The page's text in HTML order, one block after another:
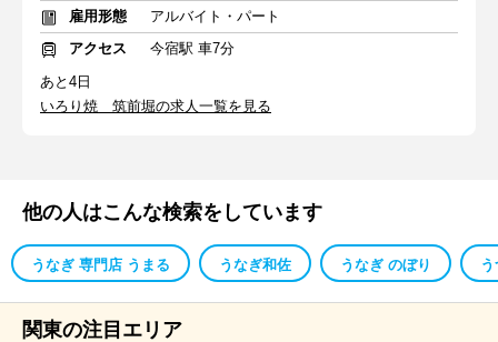
雇用形態
アルバイト・パート
アクセス
今宿駅 車7分
あと4日
いろり焼 筑前堀の求人一覧を見る
他の人はこんな検索をしています
うなぎ 専門店 うまる うなぎ和佐 うなぎ のぼり
関東の注目エリア